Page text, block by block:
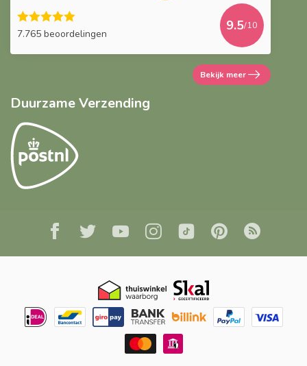
7.765 beoordelingen
9.5/10
Bekijk meer
Duurzame Verzending